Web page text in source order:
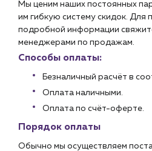
Мы ценим наших постоянных
им гибкую систему скидок. Для
подробной информации
менеджерами по продажам.
Способы оплаты:
Безналичный расчёт в
Оплата наличными.
Оплата по счёт-оферте.
Порядок оплаты
Обычно мы осуществляем